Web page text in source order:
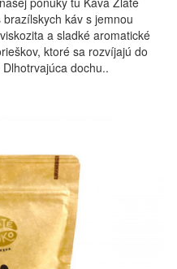
káv s jemnou
a sladké aromatické
ktoré sa rozvíjajú do
dochu..